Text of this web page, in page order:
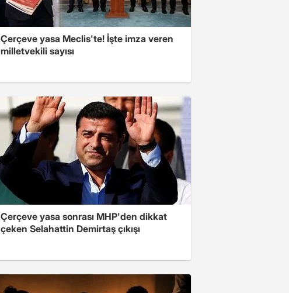
Çerçeve yasa Meclis'te! İşte imza veren
milletvekili sayısı
Çerçeve yasa sonrası MHP'den dikkat
çeken Selahattin Demirtaş çıkışı